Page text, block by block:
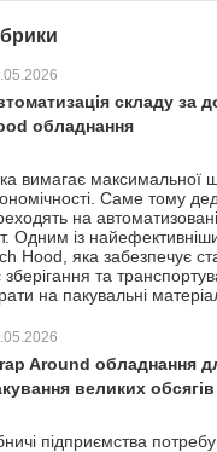
складу за
обладнання
вимагає максимальної
Саме тому
на
Одним із
Hood, яка забезпечує
зберігання та
на пакувальні
Around обладнання
великих обсягів
підприємства